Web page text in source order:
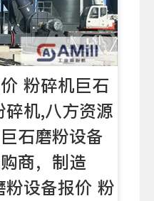
粉碎机巨石
机,八方资源
石磨粉设备
商，制造
设备报价 粉